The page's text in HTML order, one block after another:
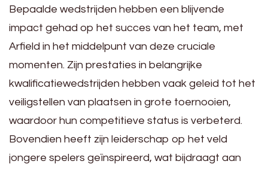
Bepaalde wedstrijden hebben een blijvende
impact gehad op het succes van het team, met
Arfield in het middelpunt van deze cruciale
momenten. Zijn prestaties in belangrijke
kwalificatiewedstrijden hebben vaak geleid tot het
veiligstellen van plaatsen in grote toernooien,
waardoor hun competitieve status is verbeterd.
Bovendien heeft zijn leiderschap op het veld
jongere spelers geïnspireerd, wat bijdraagt aan